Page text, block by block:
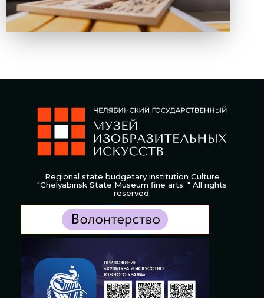
Regional state budgetary institution Culture
"Chelyabinsk State Museum fine arts. " All rights
reserved.